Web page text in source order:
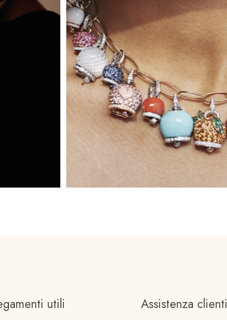
utili Assistenza clienti